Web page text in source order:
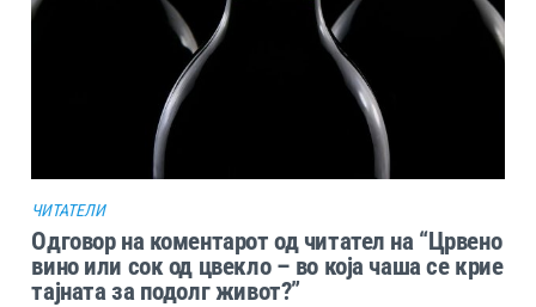
ЧИТАТЕЛИ
Одговор на коментарот од читател на “Црвено
вино или сок од цвекло – во која чаша се крие
тајната за подолг живот?”